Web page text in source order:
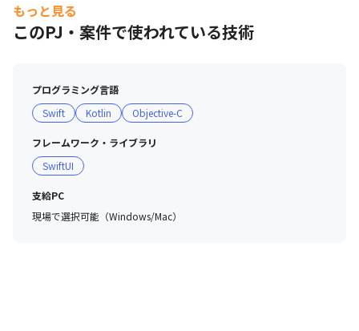
もっと見る
このPJ・案件で使われている技術
プログラミング言語
Swift
Kotlin Objective-C
フレームワーク・ライブラリ
SwiftUI
支給PC
現場で選択可能（Windows/Mac）